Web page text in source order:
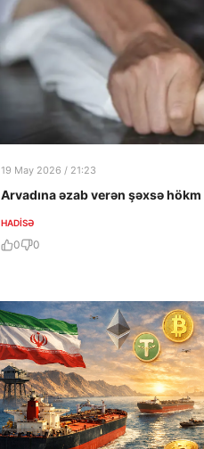
19 May 2026 / 21:23
Arvadına əzab verən şəxsə
HADISƏ
0 0